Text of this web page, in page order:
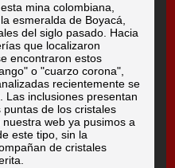
mina colombiana,
esmeralda de Boyacá,
del siglo pasado. Hacia
que localizaron
encontraron estos
o "cuarzo corona",
recientemente se
Las inclusiones presentan
de los cristales
web ya pusimos a
este tipo, sin la
de cristales